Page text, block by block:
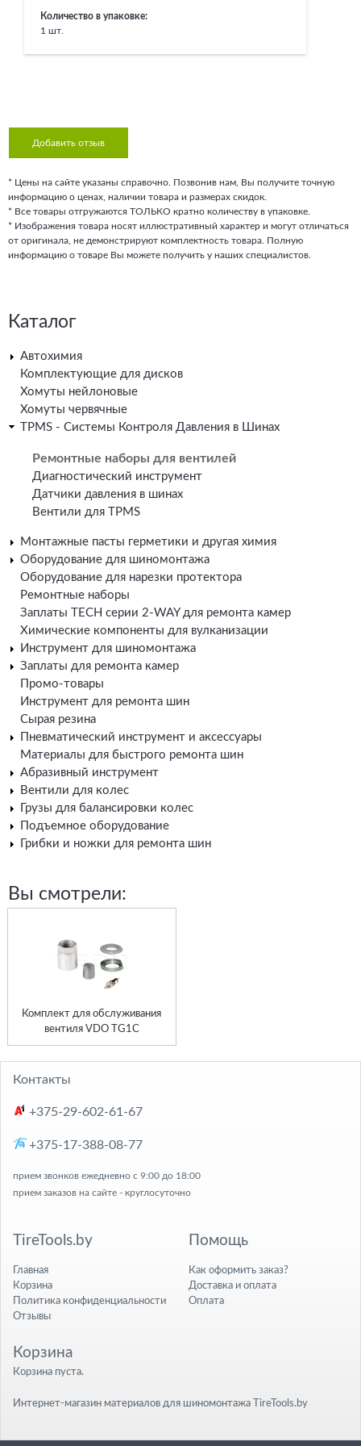
Количество в упаковке:
1 шт.
Добавить отзыв
* Цены на сайте указаны справочно. Позвонив нам, Вы получите точную
информацию о ценах, наличии товара и размерах скидок.
* Все товары отгружаются ТОЛЬКО кратно количеству в упаковке.
* Изображения товара носят иллюстративный характер и могут отличаться
от оригинала, не демонстрируют комплектность товара. Полную
информацию о товаре Вы можете получить у наших специалистов.
Каталог
Автохимия
Комплектующие для дисков
Хомуты нейлоновые
Хомуты червячные
TPMS - Системы Контроля Давления в Шинах
Ремонтные наборы для вентилей
Диагностический инструмент
Датчики давления в шинах
Вентили для TPMS
Монтажные пасты герметики и другая химия
Оборудование для шиномонтажа
Оборудование для нарезки протектора
Ремонтные наборы
Заплаты TECH серии 2-WAY для ремонта камер
Химические компоненты для вулканизации
Инструмент для шиномонтажа
Заплаты для ремонта камер
Промо-товары
Инструмент для ремонта шин
Сырая резина
Пневматический инструмент и аксессуары
Материалы для быстрого ремонта шин
Абразивный инструмент
Вентили для колес
Грузы для балансировки колес
Подъемное оборудование
Грибки и ножки для ремонта шин
Вы смотрели:
Комплект для обслуживания
вентиля VDO TG1C
Контакты
+375-29-602-61-67
+375-17-388-08-77
прием звонков ежедневно с 9:00 до 18:00
прием заказов на сайте - круглосуточно
TireTools.by
Главная
Корзина
Политика конфиденциальности
Отзывы
Помощь
Как оформить заказ?
Доставка и оплата
Оплата
Корзина
Корзина пуста.
Интернет-магазин материалов для шиномонтажа TireTools.by